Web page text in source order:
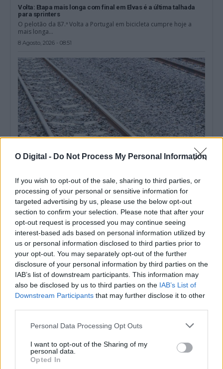
O Digital - Do Not Process My Personal Information
If you wish to opt-out of the sale, sharing to third parties, or
processing of your personal or sensitive information for
targeted advertising by us, please use the below opt-out
section to confirm your selection. Please note that after your
opt-out request is processed you may continue seeing
interest-based ads based on personal information utilized by
us or personal information disclosed to third parties prior to
your opt-out. You may separately opt-out of the further
disclosure of your personal information by third parties on the
IAB’s list of downstream participants. This information may
also be disclosed by us to third parties on the IAB’s List of
Downstream Participants that may further disclose it to other
Personal Data Processing Opt Outs
I want to opt-out of the Sharing of my
personal data.
Opted In
Volta: Etapa mais longa com final em Elvas é a última talhada
para sprinters
O pelotão da 87.ª Volta a Portugal em bicicleta cumpre hoje a
mais longa...
8 Agosto, 2026 - 08:51
Utentes alertam para problemas do serviço ferroviário na Linha
do Alentejo
A comissão de utentes da linha ferroviária do Alentejo criticou
hoje as dificuldades na...
7 Agosto, 2026 - 19:56